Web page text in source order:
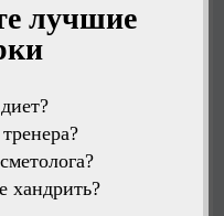
лучшие
хандрить?